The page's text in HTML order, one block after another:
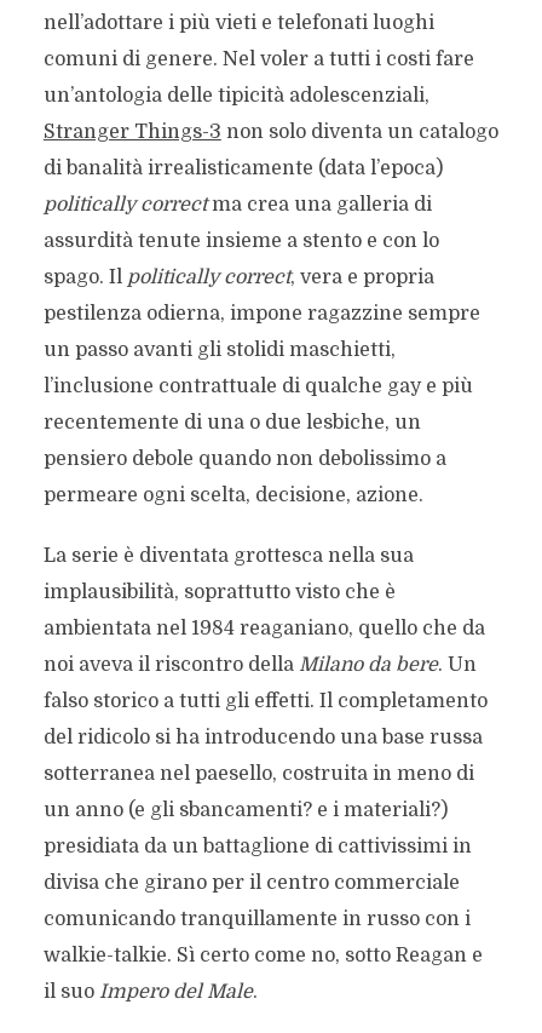
nell’adottare i più vieti e telefonati luoghi
comuni di genere. Nel voler a tutti i costi fare
un’antologia delle tipicità adolescenziali,
Stranger Things-3 non solo diventa un catalogo
di banalità irrealisticamente (data l’epoca)
politically correctma crea una galleria di
assurdità tenute insieme a stento e con lo
spago. Il politically correct, vera e propria
pestilenza odierna, impone ragazzine sempre
un passo avanti gli stolidi maschietti,
l’inclusione contrattuale di qualche gay e più
recentemente di una o due lesbiche, un
pensiero debole quando non debolissimo a
permeare ogni scelta, decisione, azione.
La serie è diventata grottesca nella sua
implausibilità, soprattutto visto che è
ambientata nel 1984 reaganiano, quello che da
noi aveva il riscontro della Milano da bere. Un
falso storico a tutti gli effetti. Il completamento
del ridicolo si ha introducendo una base russa
sotterranea nel paesello, costruita in meno di
un anno (e gli sbancamenti? e i materiali?)
presidiata da un battaglione di cattivissimi in
divisa che girano per il centro commerciale
comunicando tranquillamente in russo con i
walkie-talkie. Sì certo come no, sotto Reagan e
il suo Impero del Male.